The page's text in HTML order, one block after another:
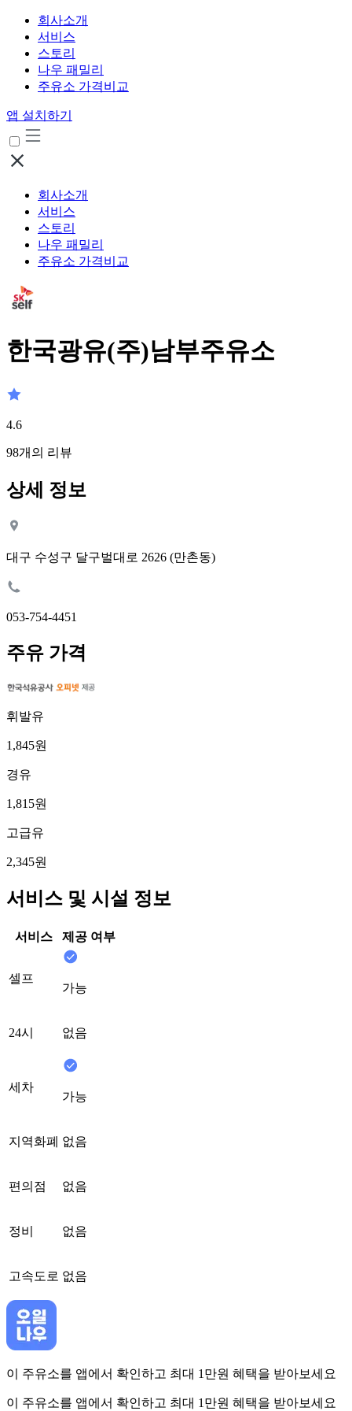
회사소개
서비스
스토리
나우 패밀리
주유소 가격비교
앱 설치하기
회사소개
서비스
스토리
나우 패밀리
주유소 가격비교
한국광유(주)남부주유소
4.6
98개의 리뷰
상세 정보
대구 수성구 달구벌대로 2626 (만촌동)
053-754-4451
주유 가격
휘발유
1,845원
경유
1,815원
고급유
2,345원
서비스 및 시설 정보
서비스 제공 여부
셀프
가능
24시 없음
세차
가능
지역화폐 없음
편의점 없음
정비 없음
고속도로 없음
이 주유소를 앱에서 확인하고 최대 1만원 혜택을 받아보세요
이 주유소를 앱에서 확인하고 최대 1만원 혜택을 받아보세요